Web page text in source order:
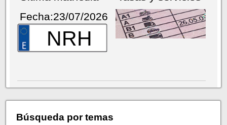
Fecha:23/07/2026
NRH
Búsqueda por temas